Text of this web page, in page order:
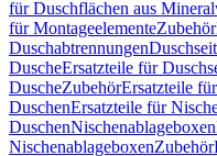
für Duschflächen aus
für MontageelementeZubehör
Duschabtrennungen
DuscheErsatzteile für
DuscheZubehörErsatzteile
DuschenErsatzteile für
DuschenNischenablageboxen
NischenablageboxenZubehör